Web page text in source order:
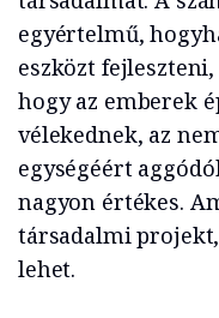
egyértelmű,
eszközt
hogy az emberek
vélekednek, az
egységéért
nagyon értékes.
társadalmi
lehet.